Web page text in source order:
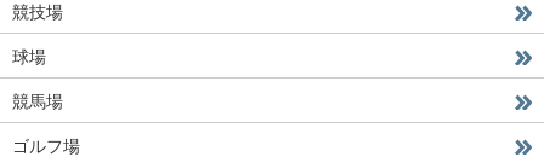
競技場
球場
競馬場
ゴルフ場